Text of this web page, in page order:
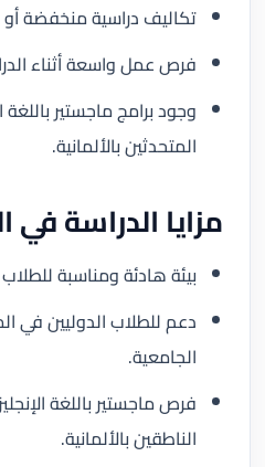
تكاليف دراسية منخفضة أو
فرص عمل واسعة أثناء
وجود برامج ماجستير باللغة
المتحدثين بالألمانية.
مزايا الدراسة في
بيئة هادئة ومناسبة
دعم للطلاب الدوليين في
الجامعية.
فرص ماجستير باللغة
الناطقين بالألمانية.